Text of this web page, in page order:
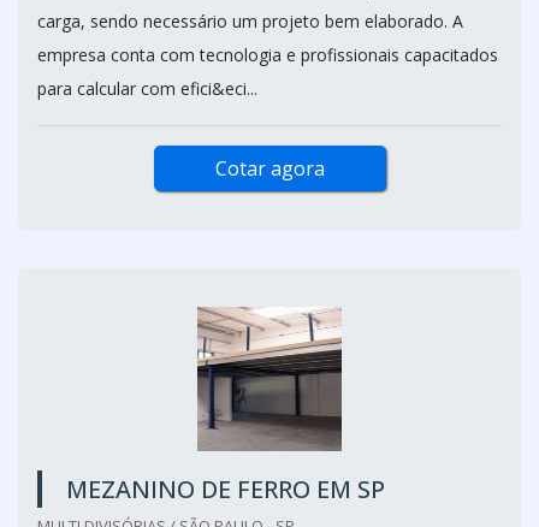
carga, sendo necessário um projeto bem elaborado. A
empresa conta com tecnologia e profissionais capacitados
para calcular com efici&eci...
Cotar agora
MEZANINO DE FERRO EM SP